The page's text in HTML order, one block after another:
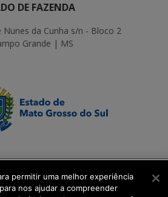
DE FAZENDA
Nunes da Cunha s/n - Bloco 2
Grande | MS
permitir uma melhor experiência
nos ajudar a compreender